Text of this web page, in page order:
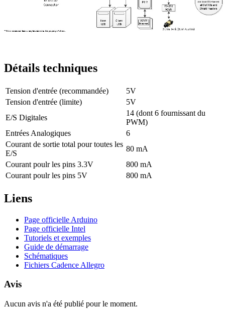
Détails techniques
Tension d'entrée (recommandée)
5V
Tension d'entrée (limite)
5V
E/S Digitales
14 (dont 6 fournissant du
PWM)
Entrées Analogiques
6
Courant de sortie total pour toutes les
E/S
80 mA
Courant poulr les pins 3.3V
800 mA
Courant poulr les pins 5V
800 mA
Liens
Page officielle Arduino
Page officielle Intel
Tutoriels et exemples
Guide de démarrage
Schématiques
Fichiers Cadence Allegro
Avis
Aucun avis n'a été publié pour le moment.